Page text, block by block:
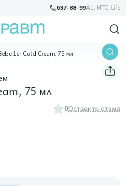
637-88-99A1, МТС, Life
1er Cold Cream, 75 мл
75 мл
0Оставить отзыв